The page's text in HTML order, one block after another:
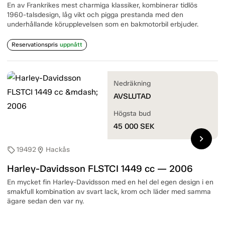
En av Frankrikes mest charmiga klassiker, kombinerar tidlös
1960-talsdesign, låg vikt och pigga prestanda med den
underhållande körupplevelsen som en bakmotorbil erbjuder.
Reservationspris uppnått
sell19492location_on Hackås
Harley-Davidsson FLSTCI 1449 cc — 2006
En mycket fin Harley-Davidsson med en hel del egen design i en
smakfull kombination av svart lack, krom och läder med samma
ägare sedan den var ny.
Nedräkning
AVSLUTAD
Högsta bud
45 000 SEK
chevron_right